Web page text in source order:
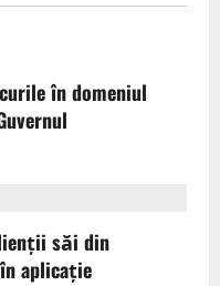
în domeniul
săi din
aplicație